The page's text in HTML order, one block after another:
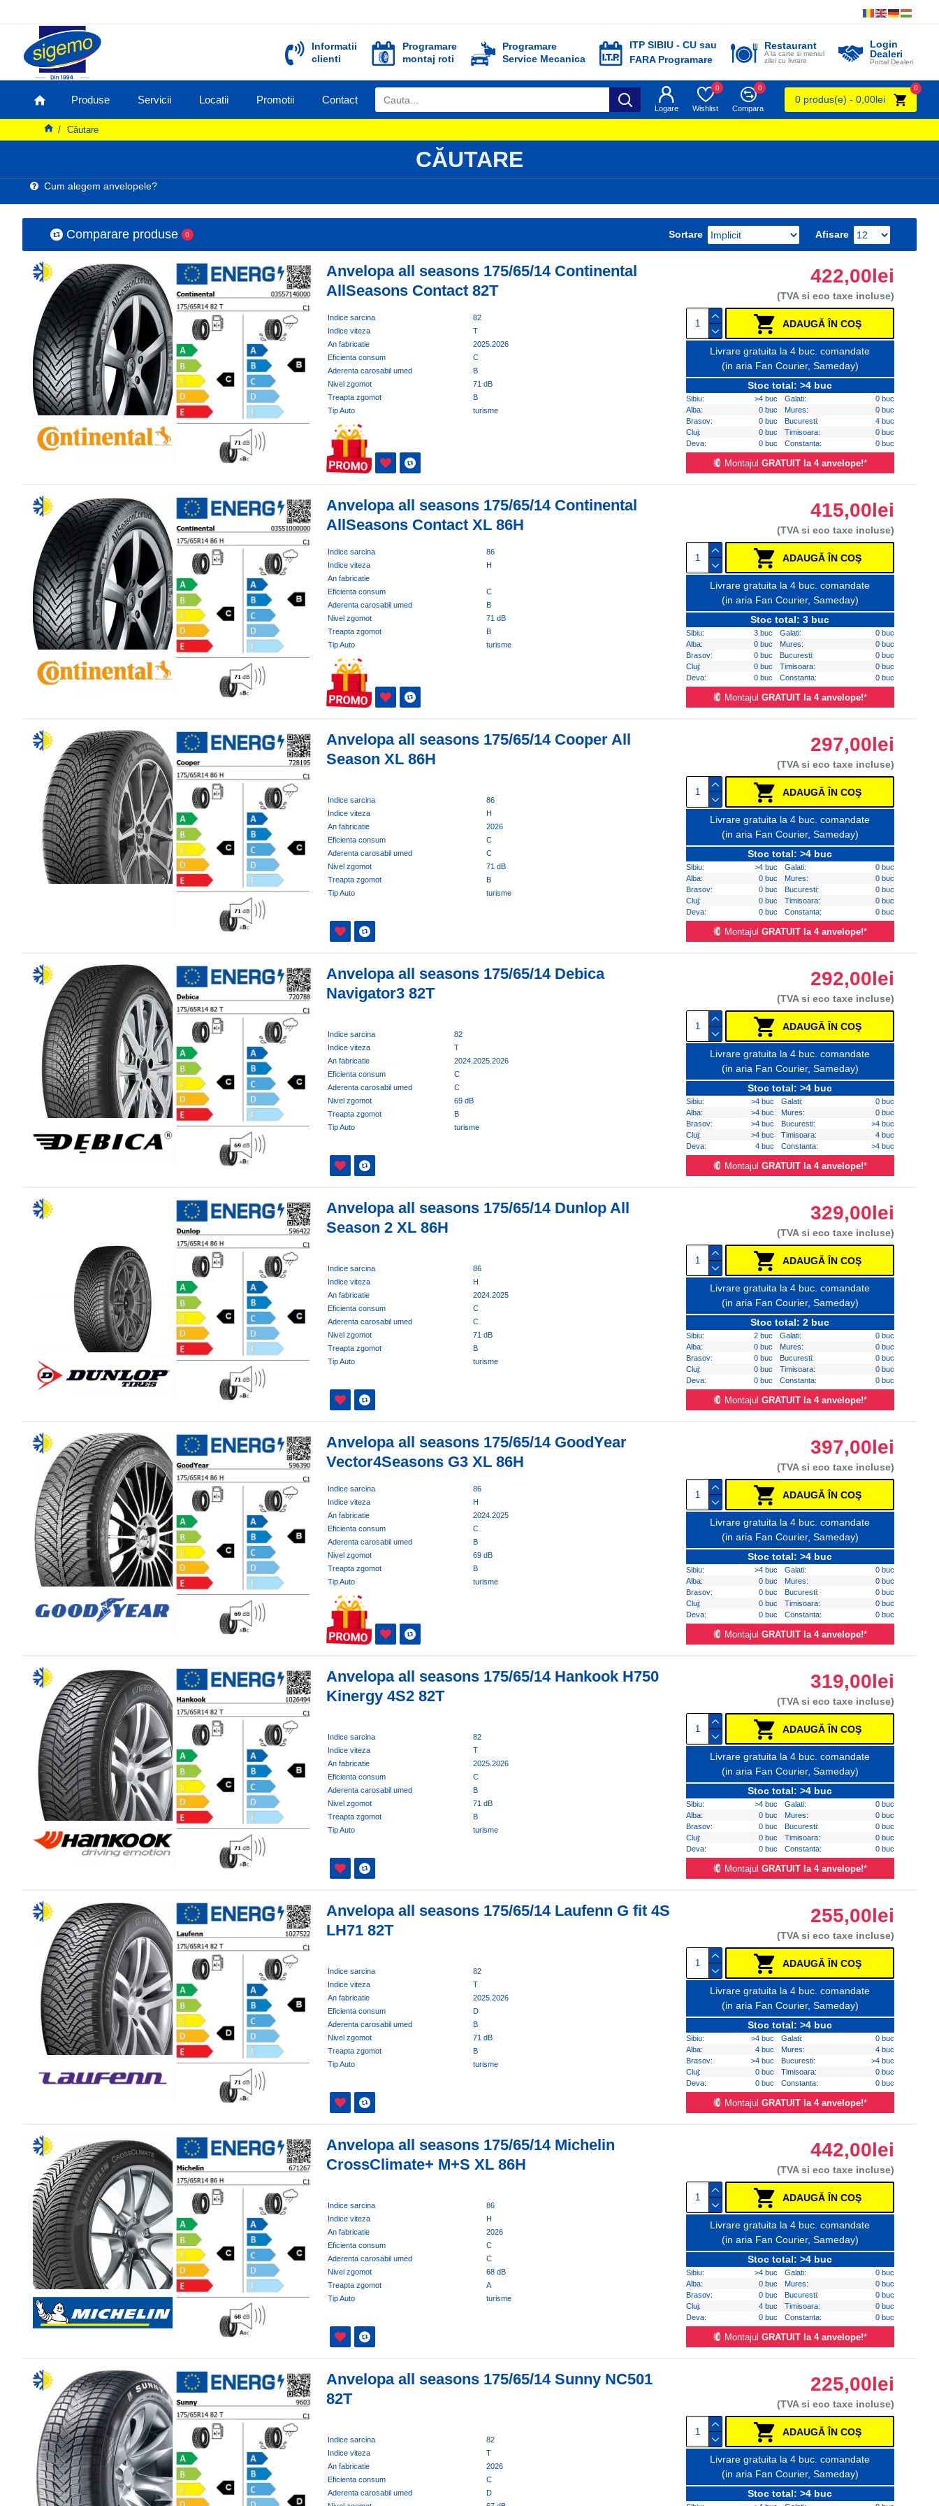
Informatii
clienti
Programare
montaj roti
Programare
Service Mecanica
ITP SIBIU - CU sau
FARA Programare
Restaurant
A la carte si meniul
zilei cu livrare
Login
Dealeri
Portal Dealeri
Produse Servicii Locatii Promotii Contact
Logare Wishlist
0
Compara
0
0 produs(e) - 0,00lei
0
Căutare
CĂUTARE
Cum alegem anvelopele?
Comparare produse 0 Sortare Afisare
Anvelopa all seasons 175/65/14 Continental
AllSeasons Contact 82T
Indice sarcina
82
Indice viteza
T
An fabricatie
2025.2026
Eficienta consum
C
Aderenta carosabil umed
B
Nivel zgomot
71 dB
Treapta zgomot
B
Tip Auto
turisme
422,00lei
(TVA si eco taxe incluse)
ADAUGĂ ÎN COŞ
Livrare gratuita la 4 buc. comandate
(in aria Fan Courier, Sameday)
Stoc total: >4 buc
Sibiu: >4 buc Galati:
0 buc
Alba:
0 buc Mures:
0 buc
Brasov:
0 buc Bucuresti:
4 buc
Cluj:
0 buc Timisoara:
0 buc
Deva:
0 buc Constanta: 0 buc
MontajulGRATUIT la 4 anvelope!*
Anvelopa all seasons 175/65/14 Continental
AllSeasons Contact XL 86H
Indice sarcina
86
Indice viteza
H
An fabricatie
Eficienta consum
C
Aderenta carosabil umed
B
Nivel zgomot
71 dB
Treapta zgomot
B
Tip Auto
turisme
415,00lei
(TVA si eco taxe incluse)
ADAUGĂ ÎN COŞ
Livrare gratuita la 4 buc. comandate
(in aria Fan Courier, Sameday)
Stoc total: 3 buc
Sibiu: 3 buc Galati:
0 buc
Alba:
0 buc Mures:
0 buc
Brasov:
0 buc Bucuresti:
0 buc
Cluj:
0 buc Timisoara:
0 buc
Deva:
0 buc Constanta: 0 buc
MontajulGRATUIT la 4 anvelope!*
Anvelopa all seasons 175/65/14 Cooper All
Season XL 86H
Indice sarcina
86
Indice viteza
H
An fabricatie
2026
Eficienta consum
C
Aderenta carosabil umed
C
Nivel zgomot
71 dB
Treapta zgomot
B
Tip Auto
turisme
297,00lei
(TVA si eco taxe incluse)
ADAUGĂ ÎN COŞ
Livrare gratuita la 4 buc. comandate
(in aria Fan Courier, Sameday)
Stoc total: >4 buc
Sibiu: >4 buc Galati:
0 buc
Alba:
0 buc Mures:
0 buc
Brasov:
0 buc Bucuresti:
0 buc
Cluj:
0 buc Timisoara:
0 buc
Deva:
0 buc Constanta: 0 buc
MontajulGRATUIT la 4 anvelope!*
Anvelopa all seasons 175/65/14 Debica
Navigator3 82T
Indice sarcina
82
Indice viteza
T
An fabricatie
2024.2025.2026
Eficienta consum
C
Aderenta carosabil umed
C
Nivel zgomot
69 dB
Treapta zgomot
B
Tip Auto
turisme
292,00lei
(TVA si eco taxe incluse)
ADAUGĂ ÎN COŞ
Livrare gratuita la 4 buc. comandate
(in aria Fan Courier, Sameday)
Stoc total: >4 buc
Sibiu: >4 buc Galati:
0 buc
Alba:
>4 buc Mures:
0 buc
Brasov:
>4 buc Bucuresti:
>4 buc
Cluj:
>4 buc Timisoara:
4 buc
Deva:
4 buc Constanta: >4 buc
MontajulGRATUIT la 4 anvelope!*
Anvelopa all seasons 175/65/14 Dunlop All
Season 2 XL 86H
Indice sarcina
86
Indice viteza
H
An fabricatie
2024.2025
Eficienta consum
C
Aderenta carosabil umed
C
Nivel zgomot
71 dB
Treapta zgomot
B
Tip Auto
turisme
329,00lei
(TVA si eco taxe incluse)
ADAUGĂ ÎN COŞ
Livrare gratuita la 4 buc. comandate
(in aria Fan Courier, Sameday)
Stoc total: 2 buc
Sibiu: 2 buc Galati:
0 buc
Alba:
0 buc Mures:
0 buc
Brasov:
0 buc Bucuresti:
0 buc
Cluj:
0 buc Timisoara:
0 buc
Deva:
0 buc Constanta: 0 buc
MontajulGRATUIT la 4 anvelope!*
Anvelopa all seasons 175/65/14 GoodYear
Vector4Seasons G3 XL 86H
Indice sarcina
86
Indice viteza
H
An fabricatie
2024.2025
Eficienta consum
C
Aderenta carosabil umed
B
Nivel zgomot
69 dB
Treapta zgomot
B
Tip Auto
turisme
397,00lei
(TVA si eco taxe incluse)
ADAUGĂ ÎN COŞ
Livrare gratuita la 4 buc. comandate
(in aria Fan Courier, Sameday)
Stoc total: >4 buc
Sibiu: >4 buc Galati:
0 buc
Alba:
0 buc Mures:
0 buc
Brasov:
0 buc Bucuresti:
0 buc
Cluj:
0 buc Timisoara:
0 buc
Deva:
0 buc Constanta: 0 buc
MontajulGRATUIT la 4 anvelope!*
Anvelopa all seasons 175/65/14 Hankook H750
Kinergy 4S2 82T
Indice sarcina
82
Indice viteza
T
An fabricatie
2025.2026
Eficienta consum
C
Aderenta carosabil umed
B
Nivel zgomot
71 dB
Treapta zgomot
B
Tip Auto
turisme
319,00lei
(TVA si eco taxe incluse)
ADAUGĂ ÎN COŞ
Livrare gratuita la 4 buc. comandate
(in aria Fan Courier, Sameday)
Stoc total: >4 buc
Sibiu: >4 buc Galati:
0 buc
Alba:
0 buc Mures:
0 buc
Brasov:
0 buc Bucuresti:
0 buc
Cluj:
0 buc Timisoara:
0 buc
Deva:
0 buc Constanta: 0 buc
MontajulGRATUIT la 4 anvelope!*
Anvelopa all seasons 175/65/14 Laufenn G fit 4S
LH71 82T
Indice sarcina
82
Indice viteza
T
An fabricatie
2025.2026
Eficienta consum
D
Aderenta carosabil umed
B
Nivel zgomot
71 dB
Treapta zgomot
B
Tip Auto
turisme
255,00lei
(TVA si eco taxe incluse)
ADAUGĂ ÎN COŞ
Livrare gratuita la 4 buc. comandate
(in aria Fan Courier, Sameday)
Stoc total: >4 buc
Sibiu: >4 buc Galati:
0 buc
Alba:
4 buc Mures:
4 buc
Brasov:
>4 buc Bucuresti:
>4 buc
Cluj:
0 buc Timisoara:
0 buc
Deva:
0 buc Constanta: 0 buc
MontajulGRATUIT la 4 anvelope!*
Anvelopa all seasons 175/65/14 Michelin
CrossClimate+ M+S XL 86H
Indice sarcina
86
Indice viteza
H
An fabricatie
2026
Eficienta consum
C
Aderenta carosabil umed
C
Nivel zgomot
68 dB
Treapta zgomot
A
Tip Auto
turisme
442,00lei
(TVA si eco taxe incluse)
ADAUGĂ ÎN COŞ
Livrare gratuita la 4 buc. comandate
(in aria Fan Courier, Sameday)
Stoc total: >4 buc
Sibiu: >4 buc Galati:
0 buc
Alba:
0 buc Mures:
0 buc
Brasov:
0 buc Bucuresti:
0 buc
Cluj:
4 buc Timisoara:
0 buc
Deva:
0 buc Constanta: 0 buc
MontajulGRATUIT la 4 anvelope!*
Anvelopa all seasons 175/65/14 Sunny NC501
82T
Indice sarcina
82
Indice viteza
T
An fabricatie
2026
Eficienta consum
C
Aderenta carosabil umed
D
225,00lei
(TVA si eco taxe incluse)
ADAUGĂ ÎN COŞ
Livrare gratuita la 4 buc. comandate
(in aria Fan Courier, Sameday)
Stoc total: >4 buc